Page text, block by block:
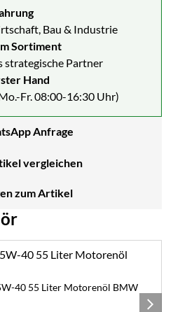
Bau & Industrie
Sortiment
strategische Partner
Hand
Fr. 08:00-16:30 Uhr)
Anfrage
vergleichen
zum Artikel
40 55 Liter Motorenöl BMW